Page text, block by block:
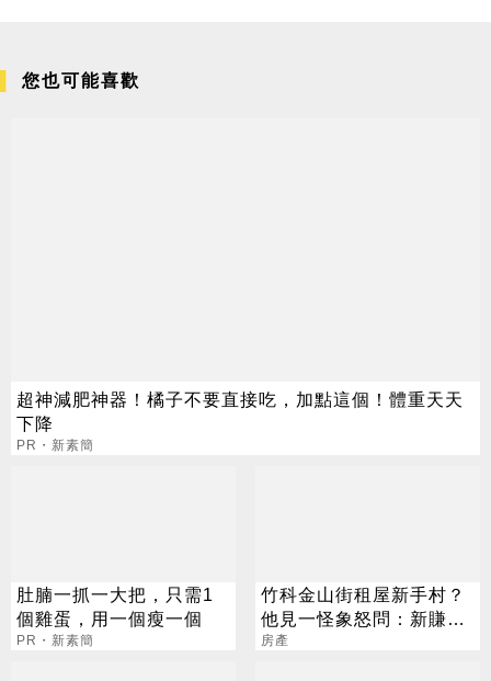
您也可能喜歡
超神減肥神器！橘子不要直接吃，加點這個！體重天天
下降
PR・新素簡
肚腩一抓一大把，只需1
個雞蛋，用一個瘦一個
PR・新素簡
竹科金山街租屋新手村？
他見一怪象怒問：新賺錢
手法？
房產